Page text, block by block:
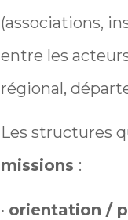
(associations,
entre les
régional,
Les structures
missions :
• orientation /